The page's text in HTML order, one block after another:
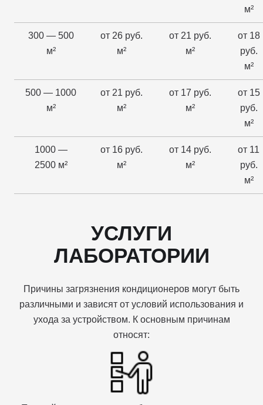
м²
300 — 500
м²
от 26 руб.
м²
от 21 руб.
м²
от 18
руб.
м²
500 — 1000
м²
от 21 руб.
м²
от 17 руб.
м²
от 15
руб.
м²
1000 —
2500 м²
от 16 руб.
м²
от 14 руб.
м²
от 11
руб.
м²
УСЛУГИ
ЛАБОРАТОРИИ
Причины загрязнения кондиционеров могут быть
различными и зависят от условий использования и
ухода за устройством. К основным причинам
относят: